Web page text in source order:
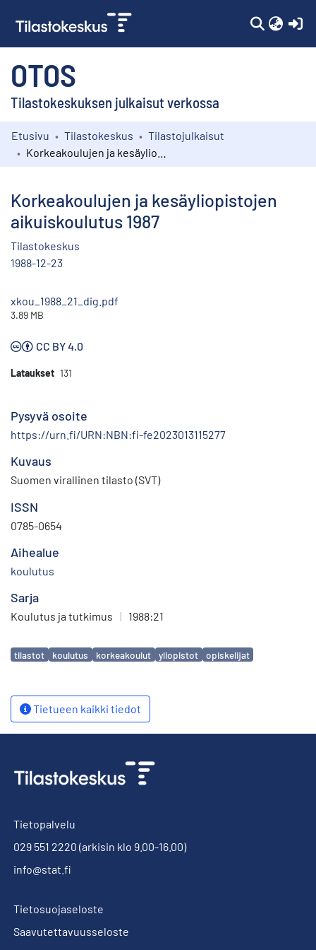
OTOS
Tilastokeskuksen julkaisut verkossa
Kokoelmat
Etusivu Tilastokeskus
Tilastojulkaisut
Korkeakoulujen ja kesäyliopistojen
aikuiskoulutus 1987
Tilastokeskus
1988-12-23
xkou_1988_21_dig.pdf
3.89 MB
CC BY 4.0
Lataukset 131
Pysyvä osoite
https://urn.fi/URN:NBN:fi-fe2023013115277
Kuvaus
Suomen virallinen tilasto (SVT)
ISSN
0785-0654
Aihealue
koulutus
Sarja
Koulutus ja tutkimus | 1988:21
Avainsanat
tilastot koulutus korkeakoulut yliopistot opiskelijat
Tietueen kaikki tiedot
Tietopalvelu
029 551 2220 (arkisin klo 9.00-16.00)
info@stat.fi
Tietosuojaseloste
Saavutettavuusseloste